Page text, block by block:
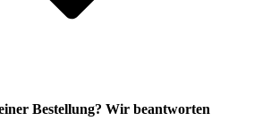
Bestellung? Wir beantworten